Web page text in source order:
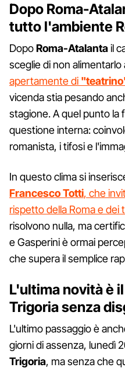
Dopo Roma-
tutto l'ambiente
DopoRoma-Atalantail
sceglie di non alimentarlo
apertamente di
vicenda stia pesando
stagione. A quel punto la
questione interna:
romanista, i tifosi e
In questo clima si
Francesco Totti, che
rispetto della Roma e dei
risolvono nulla, ma
e Gasperini è ormai
che supera il semplice
L'ultima novità è
Trigoria senza
L'ultimo passaggio è
giorni di assenza, lunedì
Trigoria, ma senza che